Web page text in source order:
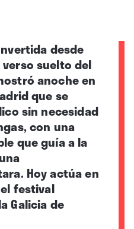
desde
suelto del
anoche en
que se
sin necesidad
con una
que guía a la
Hoy actúa en
festival
Galicia de